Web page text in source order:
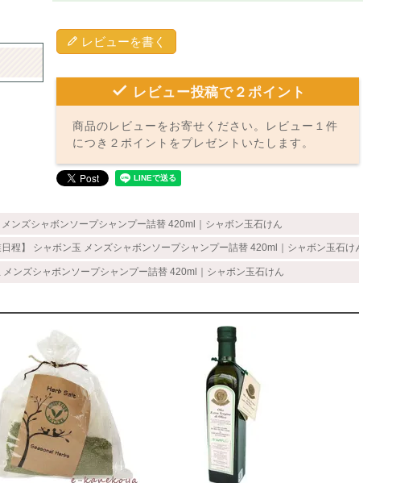
レビューを書く
レビュー投稿で２ポイント
商品のレビューをお寄せください。レビュー１件
につき２ポイントをプレゼントいたします。
ンズシャボンソープシャンプー詰替 420ml｜シャボン玉石けん
程】 シャボン玉 メンズシャボンソープシャンプー詰替 420ml｜シャボン玉石けん
ンズシャボンソープシャンプー詰替 420ml｜シャボン玉石けん